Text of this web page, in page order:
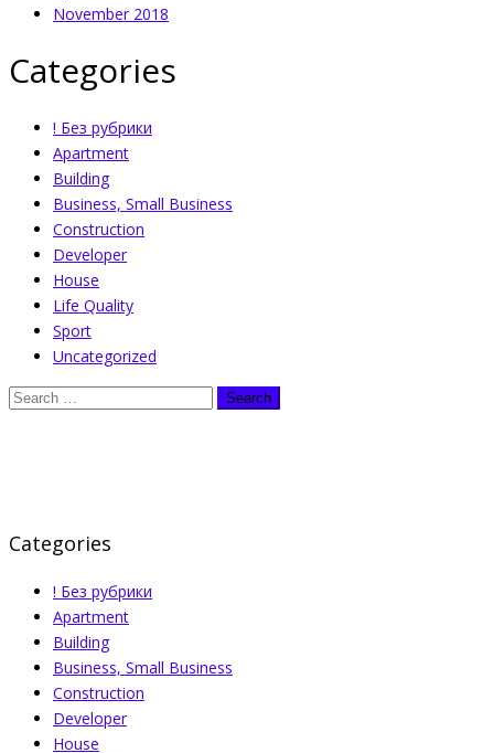
November 2018
Categories
! Без рубрики
Apartment
Building
Business, Small Business
Construction
Developer
House
Life Quality
Sport
Uncategorized
Categories
! Без рубрики
Apartment
Building
Business, Small Business
Construction
Developer
House